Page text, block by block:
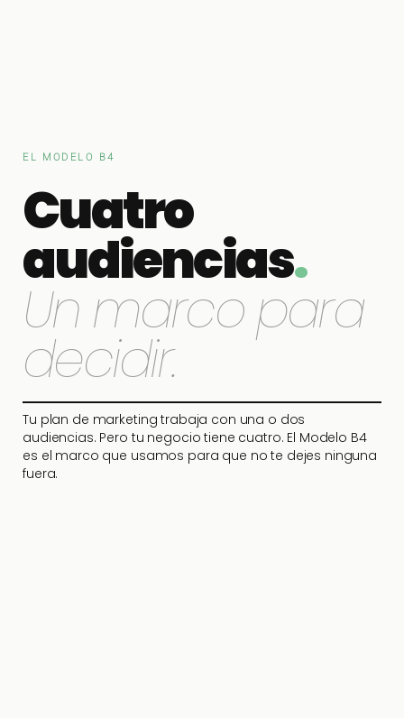
EL MODELO B4
Cuatro
audiencias.
Un marco para
decidir.
Tu plan de marketing trabaja con una o dos
audiencias. Pero tu negocio tiene cuatro. El Modelo B4
es el marco que usamos para que no te dejes ninguna
fuera.